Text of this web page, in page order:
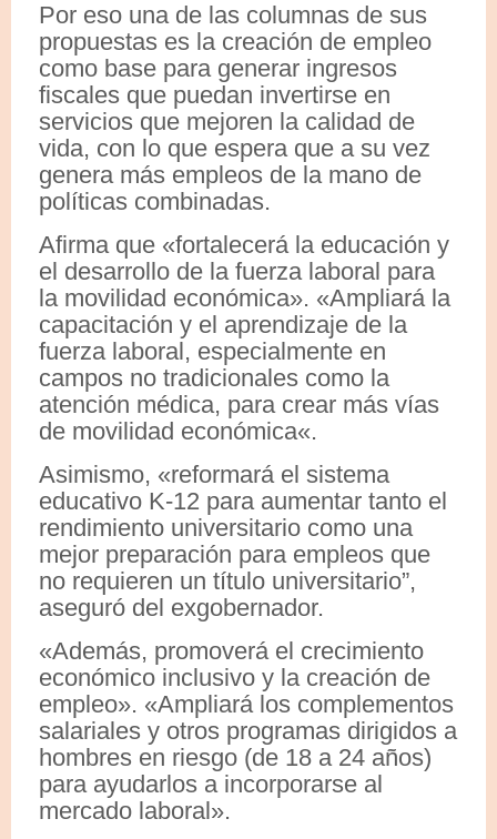
Por eso una de las columnas de sus
propuestas es la creación de empleo
como base para generar ingresos
fiscales que puedan invertirse en
servicios que mejoren la calidad de
vida, con lo que espera que a su vez
genera más empleos de la mano de
políticas combinadas.
Afirma que «fortalecerá la educación y
el desarrollo de la fuerza laboral para
la movilidad económica». «Ampliará la
capacitación y el aprendizaje de la
fuerza laboral, especialmente en
campos no tradicionales como la
atención médica, para crear más vías
de movilidad económica«.
Asimismo, «reformará el sistema
educativo K-12 para aumentar tanto el
rendimiento universitario como una
mejor preparación para empleos que
no requieren un título universitario”,
aseguró del exgobernador.
«Además, promoverá el crecimiento
económico inclusivo y la creación de
empleo». «Ampliará los complementos
salariales y otros programas dirigidos a
hombres en riesgo (de 18 a 24 años)
para ayudarlos a incorporarse al
mercado laboral».